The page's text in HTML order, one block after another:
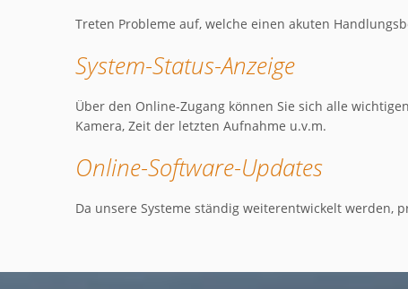
Treten Probleme auf, welche einen akuten
System-Status-Anzeige
Über den Online-Zugang können Sie sich alle
Kamera, Zeit der letzten Aufnahme u.v.m.
Online-Software-Updates
Da unsere Systeme ständig weiterentwickelt werden,